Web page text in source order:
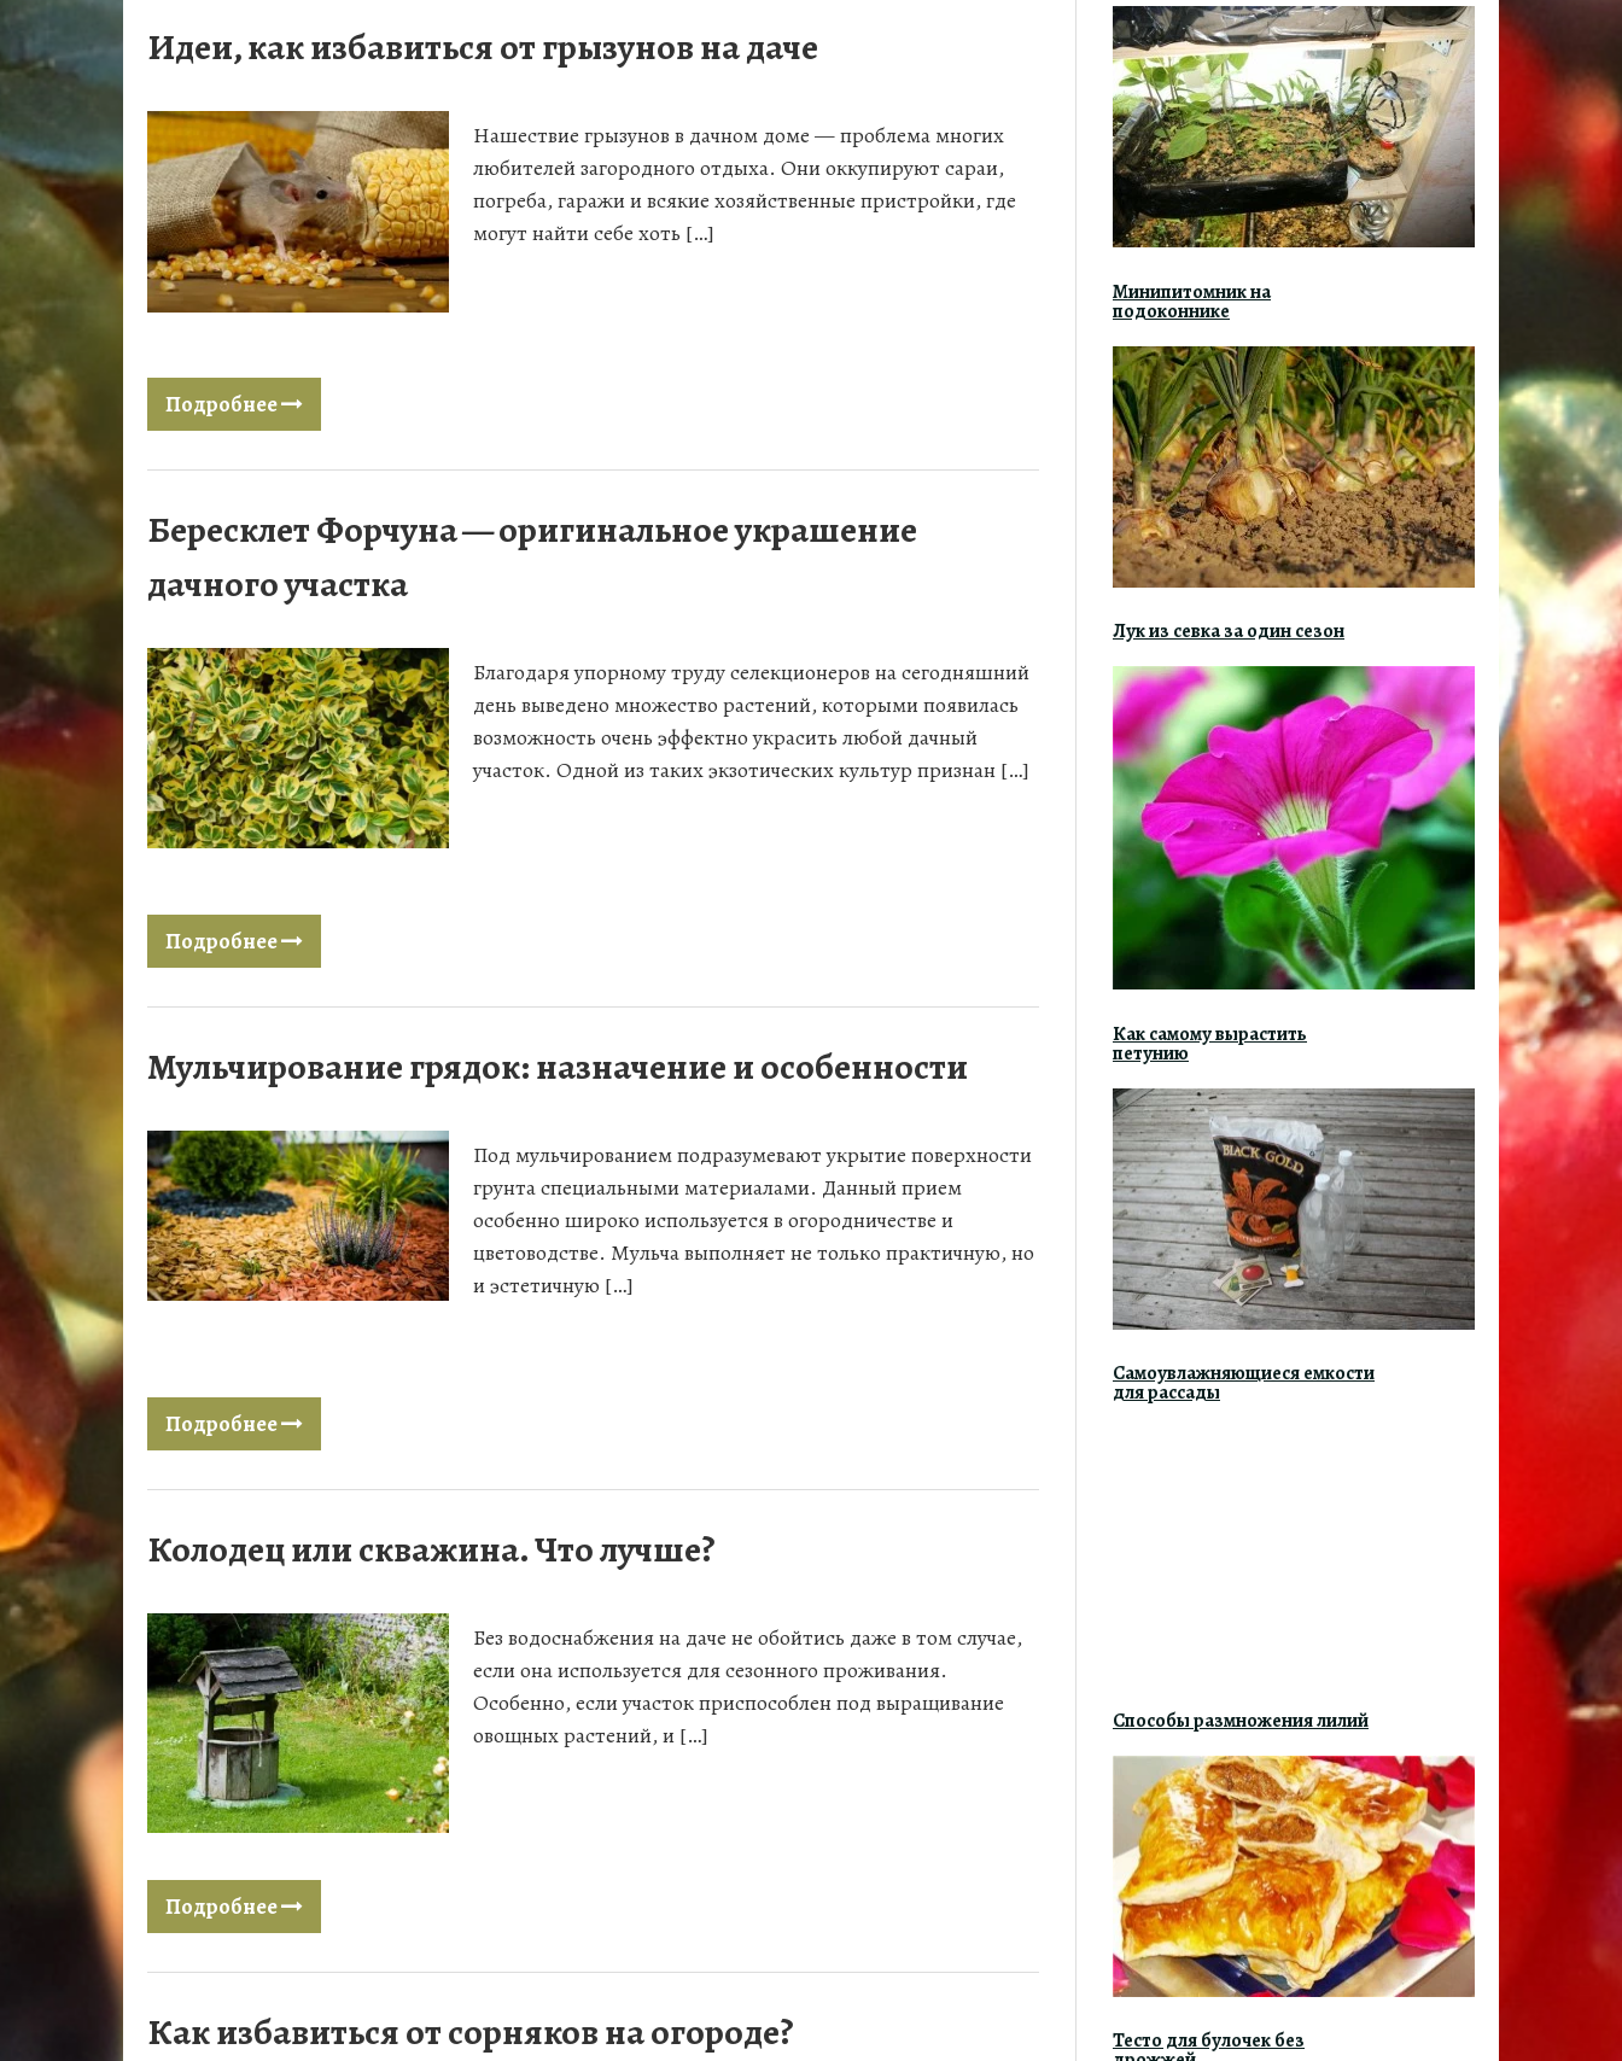
Идеи, как избавиться от грызунов на даче
Нашествие грызунов в дачном доме — проблема многих
любителей загородного отдыха. Они оккупируют сараи,
погреба, гаражи и всякие хозяйственные пристройки, где
могут найти себе хоть […]
Подробнее
Бересклет Форчуна — оригинальное украшение
дачного участка
Благодаря упорному труду селекционеров на сегодняшний
день выведено множество растений, которыми появилась
возможность очень эффектно украсить любой дачный
участок. Одной из таких экзотических культур признан […]
Подробнее
Мульчирование грядок: назначение и особенности
Под мульчированием подразумевают укрытие поверхности
грунта специальными материалами. Данный прием
особенно широко используется в огородничестве и
цветоводстве. Мульча выполняет не только практичную, но
и эстетичную […]
Подробнее
Колодец или скважина. Что лучше?
Без водоснабжения на даче не обойтись даже в том случае,
если она используется для сезонного проживания.
Особенно, если участок приспособлен под выращивание
овощных растений, и […]
Подробнее
Как избавиться от сорняков на огороде?
Минипитомник на
подоконнике
Лук из севка за один сезон
Как самому вырастить
петунию
Самоувлажняющиеся емкости
для рассады
Способы размножения лилий
Тесто для булочек без